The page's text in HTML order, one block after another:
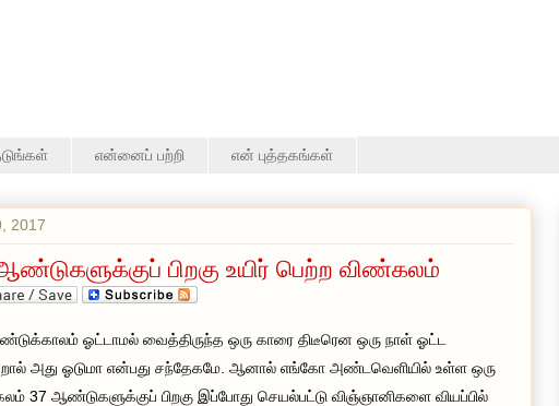
என்னைப் பற்றி என் புத்தகங்கள்
2017
பிறகு உயிர் பெற்ற விண்கலம்
ஓட்டாமல் வைத்திருந்த ஒரு காரை திடீரென ஒரு நாள் ஓட்ட
அது ஓடுமா என்பது சந்தேகமே. ஆனால் எங்கோ அண்டவெளியில் உள்ள ஒரு
37 ஆண்டுகளுக்குப் பிறகு இப்போது செயல்பட்டு விஞ்ஞானிகளை வியப்பில்